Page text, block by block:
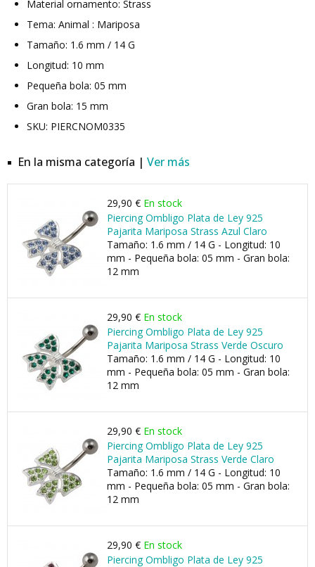
Material ornamento: Strass
Tema: Animal : Mariposa
Tamaño: 1.6 mm / 14 G
Longitud: 10 mm
Pequeña bola: 05 mm
Gran bola: 15 mm
SKU: PIERCNOM0335
En la misma categoría | Ver más
29,90 € En stock
Piercing Ombligo Plata de Ley 925
Pajarita Mariposa Strass Azul Claro
Tamaño: 1.6 mm / 14 G - Longitud: 10
mm - Pequeña bola: 05 mm - Gran bola:
12 mm
29,90 € En stock
Piercing Ombligo Plata de Ley 925
Pajarita Mariposa Strass Verde Oscuro
Tamaño: 1.6 mm / 14 G - Longitud: 10
mm - Pequeña bola: 05 mm - Gran bola:
12 mm
29,90 € En stock
Piercing Ombligo Plata de Ley 925
Pajarita Mariposa Strass Verde Claro
Tamaño: 1.6 mm / 14 G - Longitud: 10
mm - Pequeña bola: 05 mm - Gran bola:
12 mm
29,90 € En stock
Piercing Ombligo Plata de Ley 925